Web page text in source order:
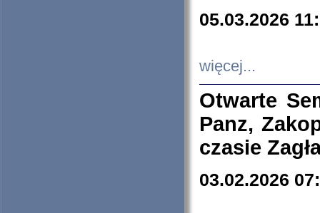
05.03.2026
więcej...
Otwarte
Panz,
czasie
03.02.2026